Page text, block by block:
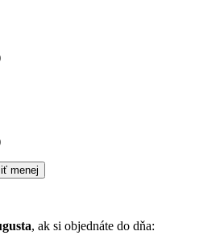
menej
, ak si objednáte do dňa: